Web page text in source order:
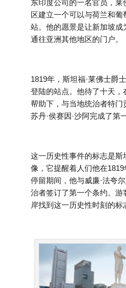
东印度公司的一名官员，
区建立一个可以与荷兰和葡
站。他的愿景是让新加坡成
通往亚洲其他地区的门户。
1819年，斯坦福·莱佛士爵
登陆的站点。他待了十天，
帮助下，与当地统治者特门
苏丹·侯赛因·沙阿完成了第
这一历史性事件的标志是斯
像，它提醒着人们他在
停留期间，他与威廉·法夸
治者签订了第一个条约。游
岸找到这一历史性时刻的标